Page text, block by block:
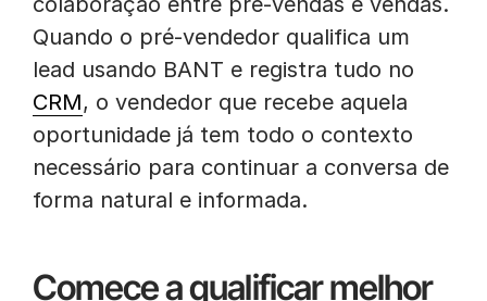
Quando o pré-vendedor qualifica um
lead usando BANT e registra tudo no
CRM, o vendedor que recebe aquela
oportunidade já tem todo o contexto
necessário para continuar a conversa de
forma natural e informada.
Comece a qualificar melhor